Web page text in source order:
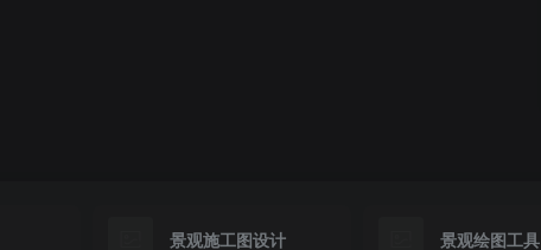
景观施工图设计 景观绘图工具